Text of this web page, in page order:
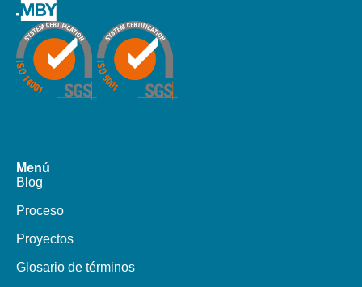
Menú
Blog
Proceso
Proyectos
Glosario de términos